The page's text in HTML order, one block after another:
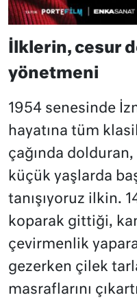
İlklerin, cesur
yönetmeni
1954 senesinde
hayatına tüm
çağında
küçük yaşlarda
tanışıyoruz ilkin.
koparak gittiği,
çevirmenlik
gezerken çilek
masraflarını